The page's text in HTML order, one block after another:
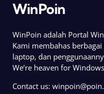
WinPoin
WinPoin adalah Portal
Kami membahas
laptop, dan
We’re heaven for
Contact us: